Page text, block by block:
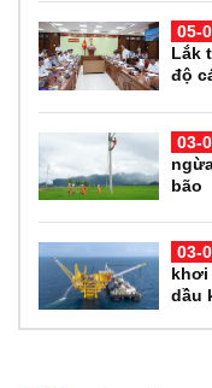
05-
Lắk
độ
03-
bão
03-
khơi
dầu